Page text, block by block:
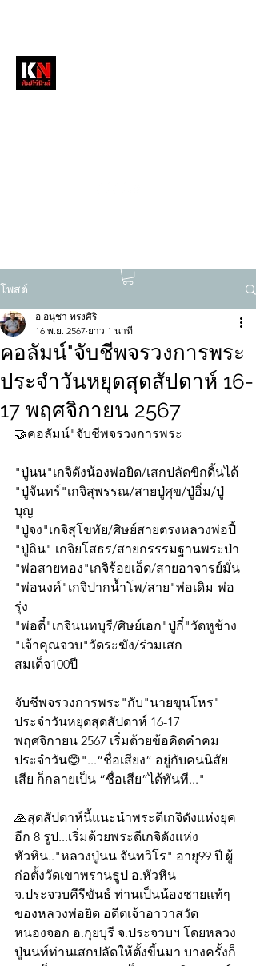
โพสต์
คอลัมน์"จับชีพจรวงการพระ
ประจำวันหยุดสุดสัปดาห์ 16-
17 พฤศจิกายน 2567
อ.อนุชา ทรงศิริ
16 พ.ย. 2567 ยาว 1 นาที
🤝คอลัมน์"จับชีพจรวงการพระ
"ปู่นน"เกจิดังน้องพ่อยิด/เสกปลัดขิกดิ้นได้
"ปู่จันทร์"เกจิสุพรรณ/สายปู่ศุข/ปู่อิ่ม/ปู่
บุญ
"ปู่จง"เกจิสุโขทัย/ศิษย์สายตรงหลวงพ่อปี้
"ปู่ถิน" เกจิยโสธร/สายกรรรมฐานพระป่า
"พ่อสายทอง"เกจิร้อยเอ็ด/สายอาจารย์มั่น
"พ่อนงค์"เกจิปากน้ำโพ/สาย"พ่อเดิม-พ่อ
รุ่ง
"พ่อตี๋"เกจินนทบุรี/ศิษย์เอก"ปู่กี๋"วัดหูช้าง
"เจ้าคุณจวบ"วัดระฆัง/ร่วมเสก
สมเด็จ100ปี
จับชีพจรวงการพระ"กับ"นายขุนโหร"
ประจำวันหยุดสุดสัปดาห์ 16-17
พฤศจิกายน 2567 เริ่มด้วยข้อคิดคำคม
ประจำวัน😊"...“ชื่อเสียง” อยู่กับคนนิสัย
เสีย ก็กลายเป็น “ชื่อเสีย”ได้ทันที..."
🙏สุดสัปดาห์นี้แนะนำพระดีเกจิดังแห่งยุค
อีก 8 รูป...เริ่มด้วยพระดีเกจิดังแห่ง
หัวหิน.."หลวงปู่นน จันทวิโร" อายุ99 ปี ผู้
ก่อตั้งวัดเขาพรานธูป อ.หัวหิน
จ.ประจวบคีรีขันธ์ ท่านเป็นน้องชายแท้ๆ
ของหลวงพ่อยิด อดีตเจ้าอาวาสวัด
หนองจอก อ.กุยบุรี จ.ประจวบฯ โดยหลวง
ปู่นนท์ท่านเสกปลัดให้ตั้งขี้นมา บางครั้งก็